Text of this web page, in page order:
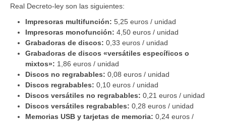
Real Decreto-ley son las siguientes:
Impresoras multifunción: 5,25 euros / unidad
Impresoras monofunción: 4,50 euros / unidad
Grabadoras de discos: 0,33 euros / unidad
Grabadoras de discos «versátiles específicos o
mixtos»: 1,86 euros / unidad
Discos no regrabables: 0,08 euros / unidad
Discos regrabables: 0,10 euros / unidad
Discos versátiles no regrabables: 0,21 euros / unidad
Discos versátiles regrabables: 0,28 euros / unidad
Memorias USB y tarjetas de memoria: 0,24 euros /